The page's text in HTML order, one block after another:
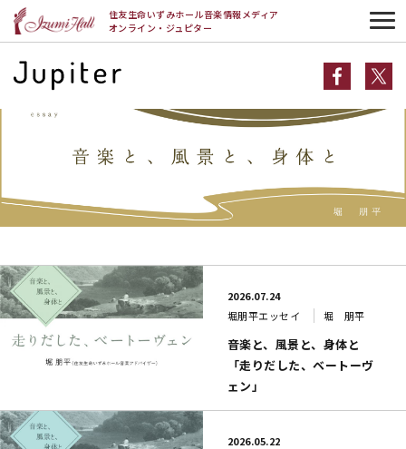
住友生命いずみホール音楽情報メディア
オンライン・ジュピター
堀朋平エッセイ
堀朋平エッセイ一覧
2026.07.24
堀朋平エッセイ
堀 朋平
音楽と、風景と、身体と
「走りだした、ベートーヴ
ェン」
2026.05.22